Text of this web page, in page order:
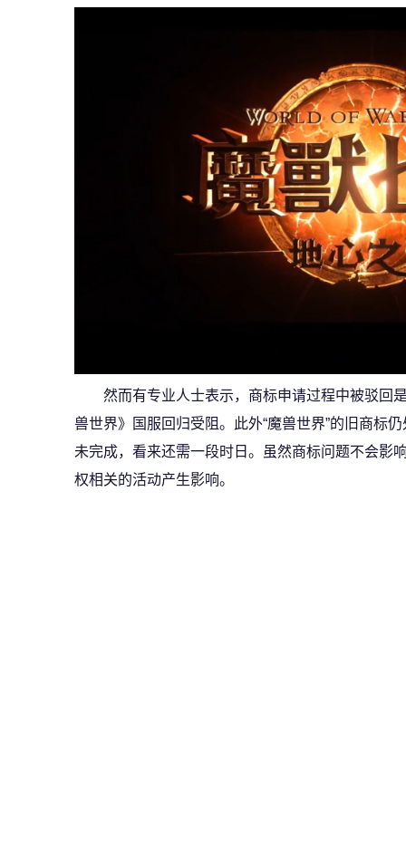
然而有专业人士表示，商标申请过程中被驳回
兽世界》国服回归受阻。此外“魔兽世界”的旧商标
未完成，看来还需一段时日。虽然商标问题不会影
权相关的活动产生影响。